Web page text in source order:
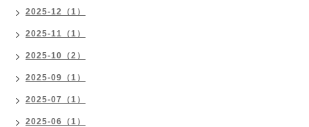
2025-12（1）
2025-11（1）
2025-10（2）
2025-09（1）
2025-07（1）
2025-06（1）